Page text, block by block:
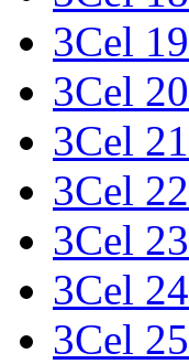
3Cel 19
3Cel 20
3Cel 21
3Cel 22
3Cel 23
3Cel 24
3Cel 25